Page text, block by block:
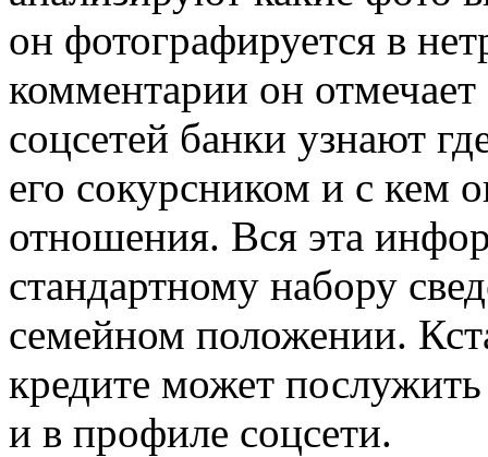
он фотографируется в
комментарии он
соцсетей банки узнают
его сокурсником и с кем
отношения. Вся эта
стандартному набору
семейном положении.
кредите может
и в профиле соцсети.